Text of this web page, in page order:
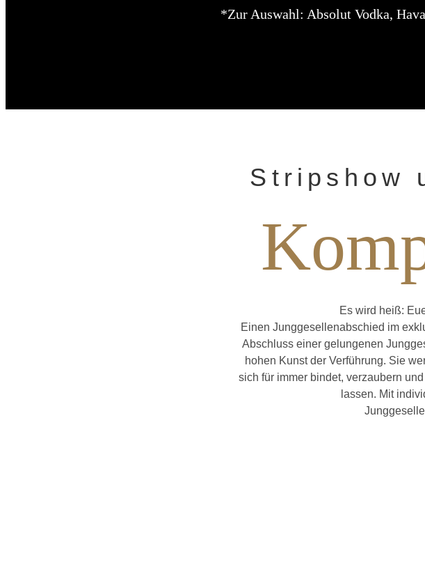
*Zur Auswahl: Absolut Vodka,
Stripshow
Es wird heiß:
Einen Junggesellenabschied im
Abschluss einer gelungenen
hohen Kunst der Verführung. Sie
sich für immer bindet, verzaubern
lassen. Mit